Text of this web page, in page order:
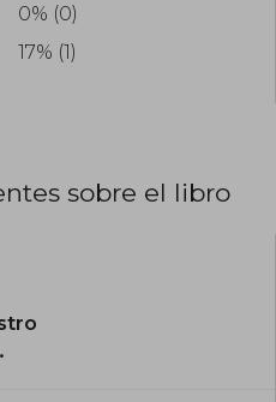
0% (0)
17% (1)
sobre el libro